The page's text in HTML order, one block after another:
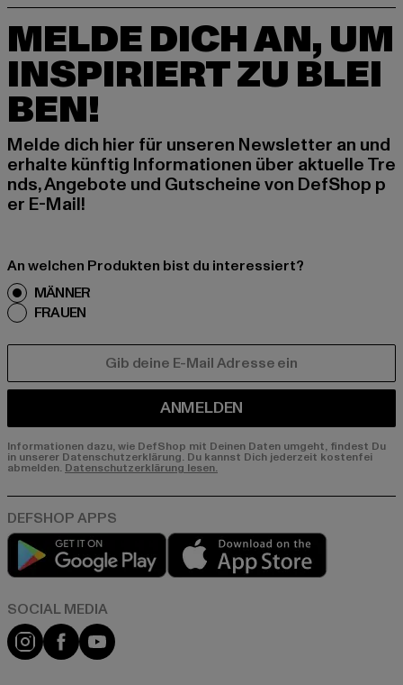
MELDE DICH AN, UM
INSPIRIERT ZU BLEI
BEN!
Melde dich hier für unseren Newsletter an und
erhalte künftig Informationen über aktuelle Tre
nds, Angebote und Gutscheine von DefShop p
er E-Mail!
An welchen Produkten bist du interessiert?
MÄNNER
FRAUEN
ANMELDEN
Informationen dazu, wie DefShop mit Deinen Daten umgeht, findest Du
in unserer Datenschutzerklärung. Du kannst Dich jederzeit kostenfei
abmelden. Datenschutzerklärung lesen.
Play market
Instagram
FacebookYouTube